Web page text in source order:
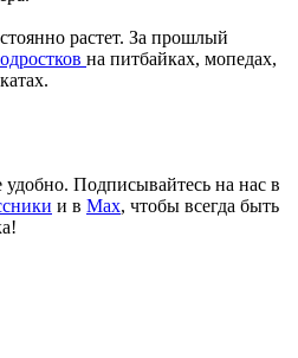
растет. За прошлый
на питбайках, мопедах,
удобно. Подписывайтесь на нас в
и в Max, чтобы всегда быть